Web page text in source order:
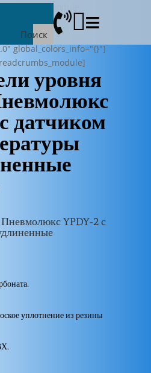
Поиск 
global_colors_info="{}"]
уровня
датчиком
Пневмолюкс YPDY-2 с
уплотнение из резины